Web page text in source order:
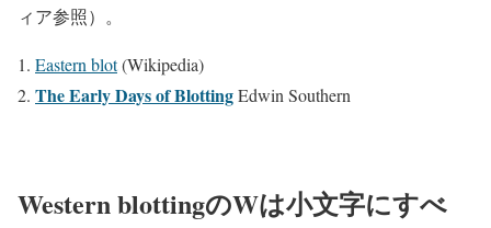
ィア参照）。
Eastern blot(Wikipedia)
The Early Days of BlottingEdwin Southern
Western blottingのWは小文字にすべ